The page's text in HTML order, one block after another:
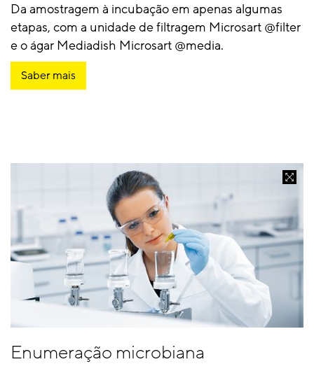
Da amostragem à incubação em apenas algumas
etapas, com a unidade de filtragem Microsart @filter
e o ágar Mediadish Microsart @media.
Saber mais
Enumeração microbiana